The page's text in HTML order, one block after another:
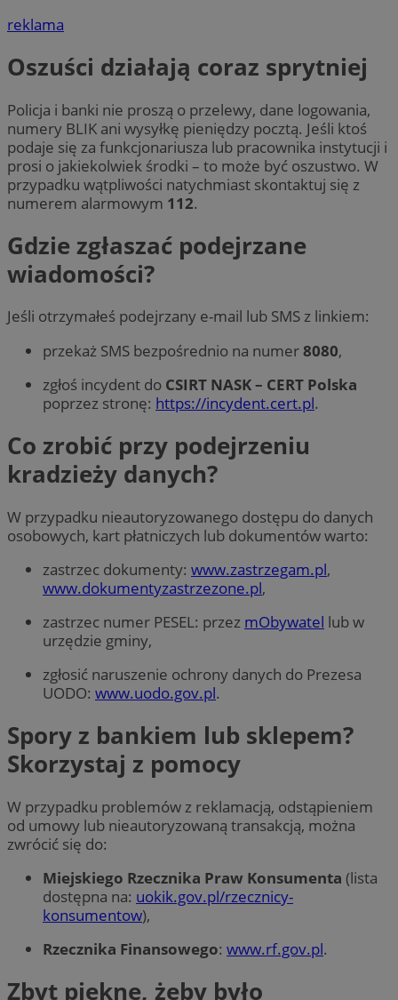
reklama
Oszuści działają coraz sprytniej
Policja i banki nie proszą o przelewy, dane logowania,
numery BLIK ani wysyłkę pieniędzy pocztą. Jeśli ktoś
podaje się za funkcjonariusza lub pracownika instytucji i
prosi o jakiekolwiek środki – to może być oszustwo. W
przypadku wątpliwości natychmiast skontaktuj się z
numerem alarmowym 112.
Gdzie zgłaszać podejrzane
wiadomości?
Jeśli otrzymałeś podejrzany e-mail lub SMS z linkiem:
przekaż SMS bezpośrednio na numer8080,
zgłoś incydent do CSIRT NASK – CERT Polska
poprzez stronę: https://incydent.cert.pl.
Co zrobić przy podejrzeniu
kradzieży danych?
W przypadku nieautoryzowanego dostępu do danych
osobowych, kart płatniczych lub dokumentów warto:
zastrzec dokumenty: www.zastrzegam.pl,
www.dokumentyzastrzezone.pl,
zastrzec numer PESEL: przez mObywatel lub w
urzędzie gminy,
zgłosić naruszenie ochrony danych do Prezesa
UODO: www.uodo.gov.pl.
Spory z bankiem lub sklepem?
Skorzystaj z pomocy
W przypadku problemów z reklamacją, odstąpieniem
od umowy lub nieautoryzowaną transakcją, można
zwrócić się do:
Miejskiego Rzecznika Praw Konsumenta (lista
dostępna na: uokik.gov.pl/rzecznicy-
konsumentow),
Rzecznika Finansowego: www.rf.gov.pl.
Zbyt piękne, żeby było